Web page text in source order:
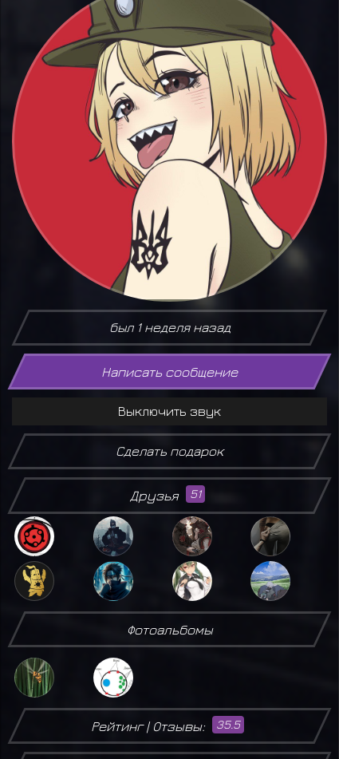
был 1 неделя назад
Написать сообщение
Выключить звук
Сделать подарок
Друзья 51
Фотоальбомы
Рейтинг | Отзывы: 35.5